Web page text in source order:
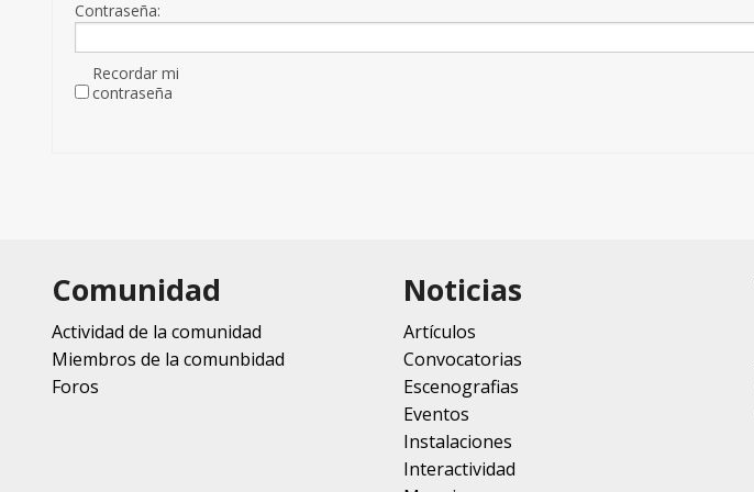
Contraseña:
Recordar mi
contraseña
Comunidad
Actividad de la comunidad
Miembros de la comunbidad
Foros
Noticias
Artículos
Convocatorias
Escenografias
Eventos
Instalaciones
Interactividad